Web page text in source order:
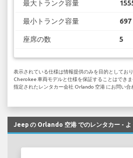
最大トランク容量
最小トランク容量 697
座席の数 5
表示されている仕様は情報提供のみを目的としてお
Cherokee 車両モデルと仕様を保証することはできま
指定されたレンタカー会社 Orlando 空港 にお問い合
Jeep の Orlando 空港 でのレンタカー - よ